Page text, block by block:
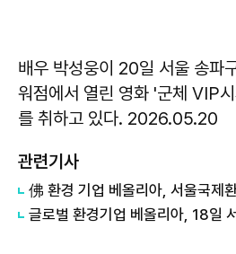
배우 박성웅이 20일 서울 송파
워점에서 열린 영화 '군체 VIP
를 취하고 있다. 2026.05.20
관련기사